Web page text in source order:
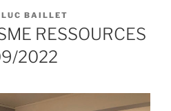
LUC BAILLET
RESSOURCES
2022